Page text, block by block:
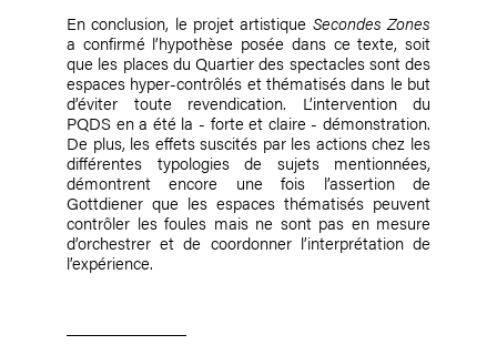
En conclusion, le projet artistique Secondes Zones
a confirmé l’hypothèse posée dans ce texte, soit
que les places du Quartier des spectacles sont des
espaces hyper-contrôlés et thématisés dans le but
d’éviter toute revendication. L’intervention du
PQDS en a été la - forte et claire - démonstration.
De plus, les effets suscités par les actions chez les
différentes typologies de sujets mentionnées,
démontrent encore une fois l’assertion de
Gottdiener que les espaces thématisés peuvent
contrôler les foules mais ne sont pas en mesure
d’orchestrer et de coordonner l’interprétation de
l’expérience.